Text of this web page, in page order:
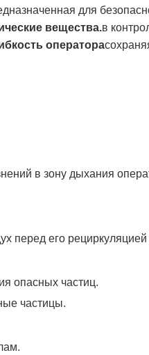
для
вещества.в
оператора
в зону дыхания
перед его
опасных частиц.
частицы.